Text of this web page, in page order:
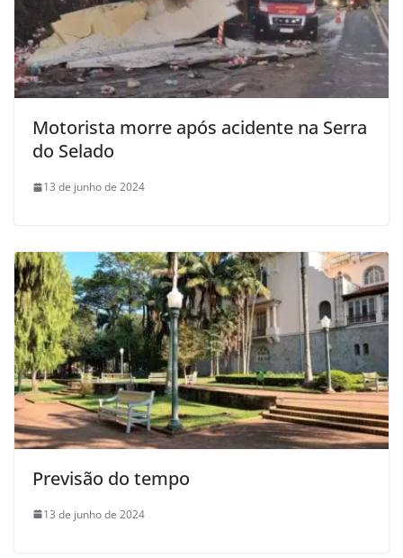
Motorista morre após acidente na Serra
do Selado
13 de junho de 2024
Previsão do tempo
13 de junho de 2024